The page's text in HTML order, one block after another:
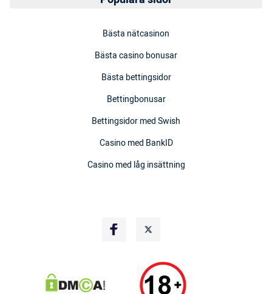
Bästa nätcasinon
Bästa casino bonusar
Bästa bettingsidor
Bettingbonusar
Bettingsidor med Swish
Casino med BankID
Casino med låg insättning